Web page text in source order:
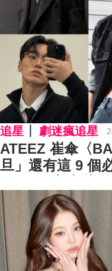
追星 劇迷瘋追星
ATEEZ 崔傘〈
旦」還有這 9 個